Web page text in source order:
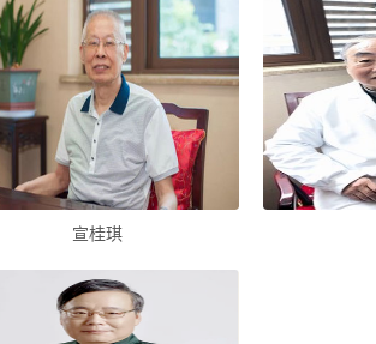
宣桂琪